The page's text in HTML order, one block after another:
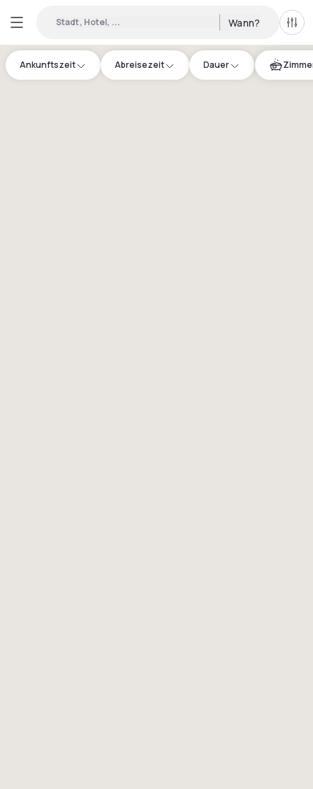
Stadt, Hotel, ... Wann? Alle
Ankunftszeit Abreisezeit Dauer